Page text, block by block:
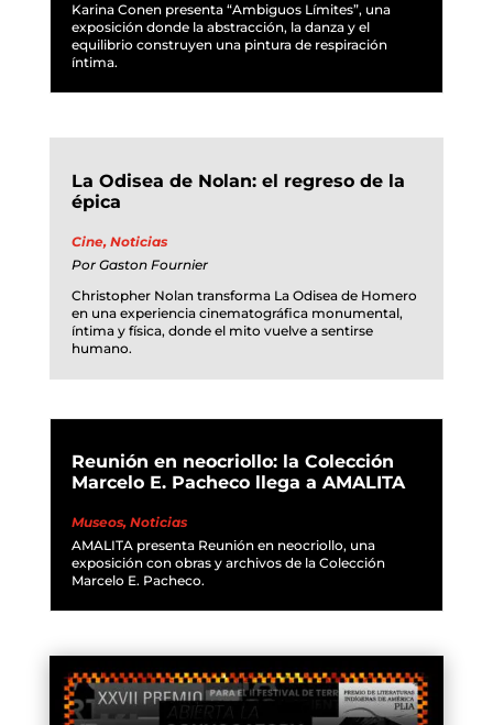
Karina Conen presenta “Ambiguos Límites”, una
exposición donde la abstracción, la danza y el
equilibrio construyen una pintura de respiración
íntima.
La Odisea de Nolan: el regreso de la
épica
Cine, Noticias
Por Gaston Fournier
Christopher Nolan transforma La Odisea de Homero
en una experiencia cinematográfica monumental,
íntima y física, donde el mito vuelve a sentirse
humano.
Reunión en neocriollo: la Colección
Marcelo E. Pacheco llega a AMALITA
Museos, Noticias
AMALITA presenta Reunión en neocriollo, una
exposición con obras y archivos de la Colección
Marcelo E. Pacheco.